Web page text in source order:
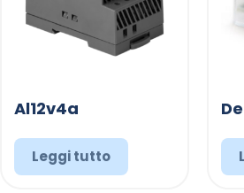
Al12v4a
Leggi tutto